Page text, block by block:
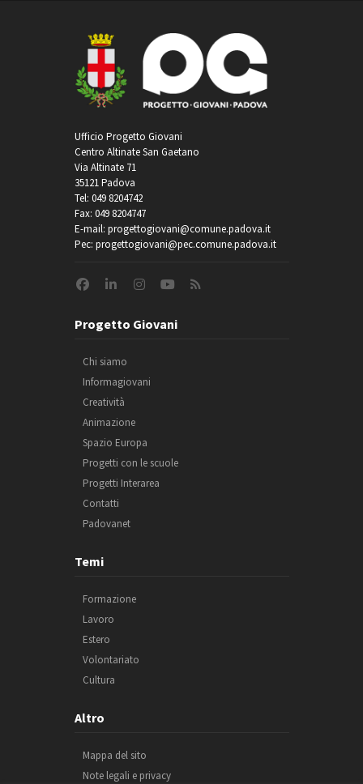
Ufficio Progetto Giovani
Centro Altinate San Gaetano
Via Altinate 71
35121 Padova
Tel: 049 8204742
Fax: 049 8204747
E-mail: progettogiovani@comune.padova.it
Pec: progettogiovani@pec.comune.padova.it
Progetto Giovani
Chi siamo
Informagiovani
Creatività
Animazione
Spazio Europa
Progetti con le scuole
Progetti Interarea
Contatti
Padovanet
Temi
Formazione
Lavoro
Estero
Volontariato
Cultura
Altro
Mappa del sito
Note legali e privacy